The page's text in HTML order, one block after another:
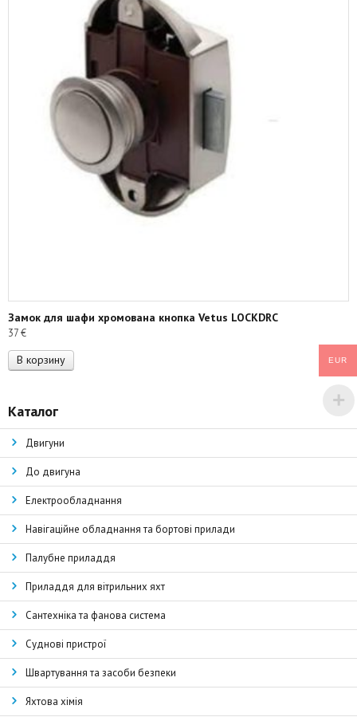
Замок для шафи хромована кнопка Vetus LOCKDRC
37€
В корзину
Каталог
Двигуни
До двигуна
Електрообладнання
Навігаційне обладнання та бортові прилади
Палубне приладдя
Приладдя для вітрильних яхт
Сантехніка та фанова система
Суднові пристрої
Швартування та засоби безпеки
Яхтова хімія
EUR